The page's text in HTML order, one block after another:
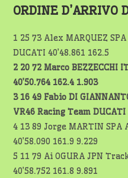
ORDINE D’ARRIVO
1 25 73 Alex MARQUEZ
DUCATI 40’48.861 162.5
2 20 72 Marco BEZZECCHI
40’50.764 162.4 1.903
3 16 49 Fabio DI
VR46 Racing Team DUCATI
4 13 89 Jorge MARTIN
40’58.090 161.9 9.229
5 11 79 Ai OGURA JPN
40’58.752 161.8 9.891